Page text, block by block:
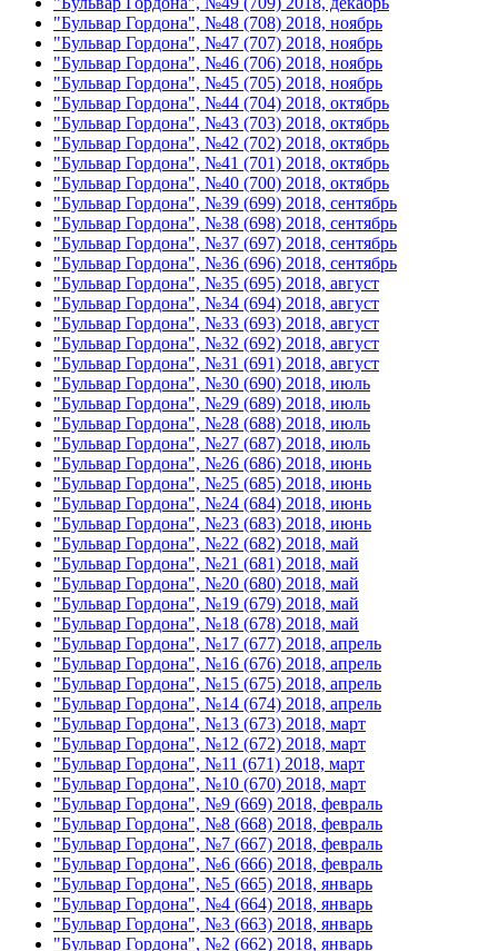
"Бульвар Гордона", №48 (708) 2018, ноябрь
"Бульвар Гордона", №47 (707) 2018, ноябрь
"Бульвар Гордона", №46 (706) 2018, ноябрь
"Бульвар Гордона", №45 (705) 2018, ноябрь
"Бульвар Гордона", №44 (704) 2018, октябрь
"Бульвар Гордона", №43 (703) 2018, октябрь
"Бульвар Гордона", №42 (702) 2018, октябрь
"Бульвар Гордона", №41 (701) 2018, октябрь
"Бульвар Гордона", №40 (700) 2018, октябрь
"Бульвар Гордона", №39 (699) 2018, сентябрь
"Бульвар Гордона", №38 (698) 2018, сентябрь
"Бульвар Гордона", №37 (697) 2018, сентябрь
"Бульвар Гордона", №36 (696) 2018, сентябрь
"Бульвар Гордона", №35 (695) 2018, август
"Бульвар Гордона", №34 (694) 2018, август
"Бульвар Гордона", №33 (693) 2018, август
"Бульвар Гордона", №32 (692) 2018, август
"Бульвар Гордона", №31 (691) 2018, август
"Бульвар Гордона", №30 (690) 2018, июль
"Бульвар Гордона", №29 (689) 2018, июль
"Бульвар Гордона", №28 (688) 2018, июль
"Бульвар Гордона", №27 (687) 2018, июль
"Бульвар Гордона", №26 (686) 2018, июнь
"Бульвар Гордона", №25 (685) 2018, июнь
"Бульвар Гордона", №24 (684) 2018, июнь
"Бульвар Гордона", №23 (683) 2018, июнь
"Бульвар Гордона", №22 (682) 2018, май
"Бульвар Гордона", №21 (681) 2018, май
"Бульвар Гордона", №20 (680) 2018, май
"Бульвар Гордона", №19 (679) 2018, май
"Бульвар Гордона", №18 (678) 2018, май
"Бульвар Гордона", №17 (677) 2018, апрель
"Бульвар Гордона", №16 (676) 2018, апрель
"Бульвар Гордона", №15 (675) 2018, апрель
"Бульвар Гордона", №14 (674) 2018, апрель
"Бульвар Гордона", №13 (673) 2018, март
"Бульвар Гордона", №12 (672) 2018, март
"Бульвар Гордона", №11 (671) 2018, март
"Бульвар Гордона", №10 (670) 2018, март
"Бульвар Гордона", №9 (669) 2018, февраль
"Бульвар Гордона", №8 (668) 2018, февраль
"Бульвар Гордона", №7 (667) 2018, февраль
"Бульвар Гордона", №6 (666) 2018, февраль
"Бульвар Гордона", №5 (665) 2018, январь
"Бульвар Гордона", №4 (664) 2018, январь
"Бульвар Гордона", №3 (663) 2018, январь
"Бульвар Гордона", №2 (662) 2018, январь